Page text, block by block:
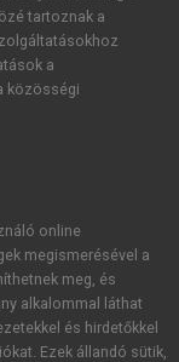
tartoznak a
a
közösségi
online
megismerésével a
meg, és
alkalommal láthat
és hirdetőkkel
Ezek állandó sütik,